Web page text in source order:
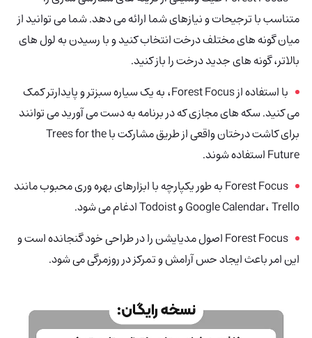
متناسب با ترجیحات و نیازهای شما ارائه می دهد. شما می توانید از
میان گونه های مختلف درخت انتخاب کنید و با رسیدن به لول های
بالاتر، گونه های جدید درخت را باز کنید.
با استفاده از Forest Focus، به یک سیاره سبزتر و پایدارتر کمک
می کنید. سکه های مجازی که در برنامه به دست می آورید می توانند
برای کاشت درختان واقعی از طریق مشارکت با Trees for the
Future استفاده شوند.
Forest Focus به طور یکپارچه با ابزارهای بهره وری محبوب مانند
Google Calendar، Trello و Todoist ادغام می شود.
Forest Focusاصول مدیایشن را در طراحی خود گنجانده است و
این امر باعث ایجاد حس آرامش و تمرکز در روزمرگی می شود.